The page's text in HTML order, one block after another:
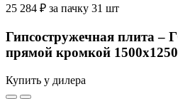
25 284 ₽ за пачку 31 шт
Гипсостружечная плита –
прямой кромкой
Купить у дилера